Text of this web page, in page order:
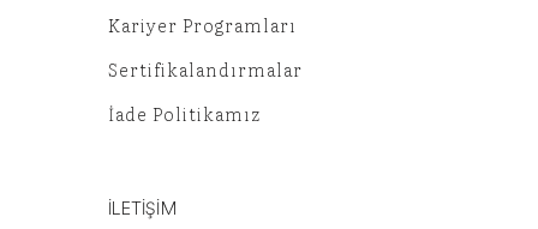
Kariyer Programları
Sertifikalandırmalar
İade Politikamız
İLETİŞİM